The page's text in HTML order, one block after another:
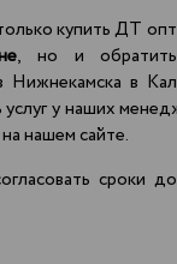
купить ДТ
, но и
Нижнекамска в
услуг у наших
нашем сайте.
сроки